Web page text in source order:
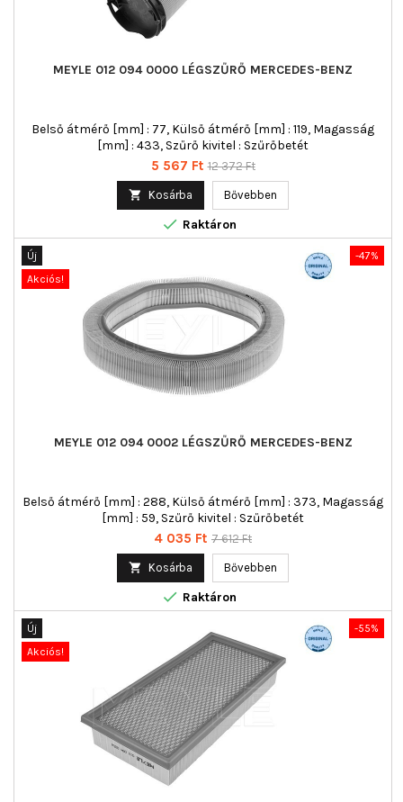
MEYLE 012 094 0000 LÉGSZŰRŐ MERCEDES-BENZ
Belső átmérő [mm] : 77, Külső átmérő [mm] : 119, Magasság
[mm] : 433, Szűrő kivitel : Szűrőbetét
Ár
5 567 Ft Normál
12 372 Ft
 Kosárba Bővebben
 Raktáron
-47%
Új
Akciós!
MEYLE 012 094 0002 LÉGSZŰRŐ MERCEDES-BENZ
Belső átmérő [mm] : 288, Külső átmérő [mm] : 373, Magasság
[mm] : 59, Szűrő kivitel : Szűrőbetét
Ár
4 035 Ft Normál
7 612 Ft
 Kosárba Bővebben
 Raktáron
-55%
Új
Akciós!